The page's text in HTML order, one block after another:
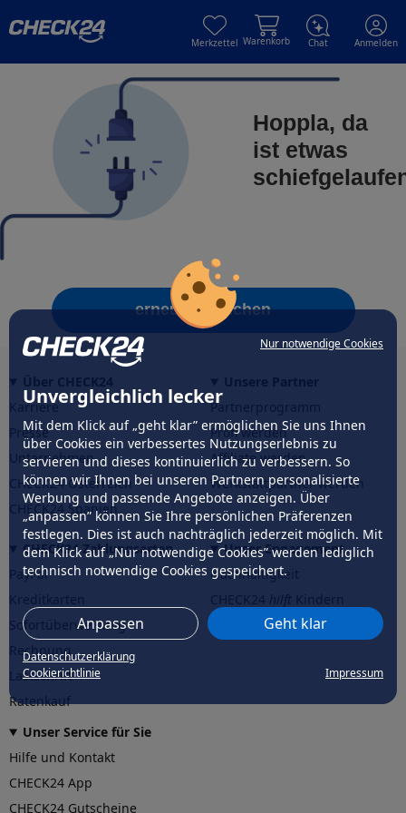
Nur notwendige Cookies
Unvergleichlich lecker
Mit dem Klick auf „geht klar” ermöglichen Sie uns Ihnen
über Cookies ein verbessertes Nutzungserlebnis zu
servieren und dieses kontinuierlich zu verbessern. So
können wir Ihnen bei unseren Partnern personalisierte
Werbung und passende Angebote anzeigen. Über
„anpassen” können Sie Ihre persönlichen Präferenzen
festlegen. Dies ist auch nachträglich jederzeit möglich. Mit
dem Klick auf „Nur notwendige Cookies” werden lediglich
technisch notwendige Cookies gespeichert.
Anpassen Geht klar
Datenschutzerklärung
Cookierichtlinie
Impressum
Merkzettel Warenkorb Chat Anmelden
Hoppla, da
ist etwas
erneut versuchen
Karriere
Presse
Unternehmen
CHECK24 Österreich
CHECK24 Spanien
Partnerprogramm
Profi werden
Affiliate werden
Werkstattpartner werden
CHECK24 Zahlungsarten
PayPal
Sofortüberweisung
Rechnung
Lastschrift
Ratenkauf
Unser Engagement
Nachhaltigkeit
CHECK24hilftder Natur
Unser Service für Sie
Hilfe und Kontakt
CHECK24 App
CHECK24 Gutscheine